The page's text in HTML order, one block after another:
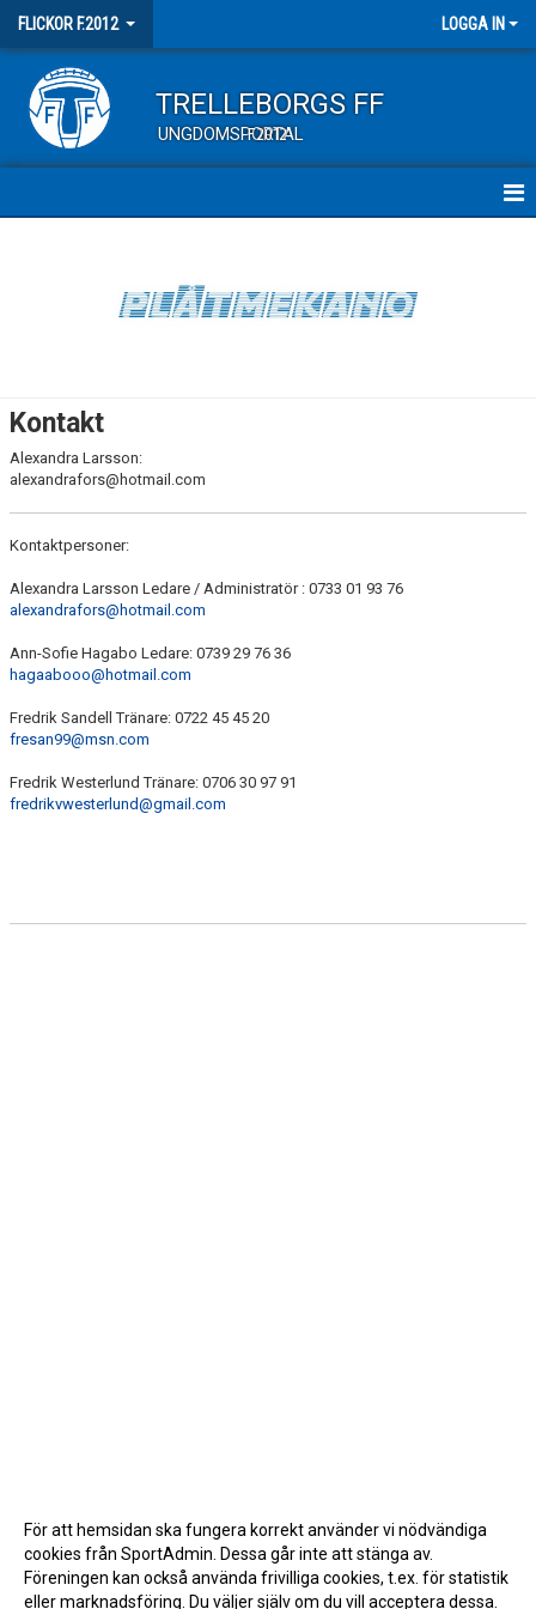
FLICKOR F.2012 LOGGA IN
TRELLEBORGS FF
UNGDOMSPORTAL
F2012
KONTAKT
Kontakt
Alexandra Larsson:
alexandrafors@hotmail.com
Kontaktpersoner:
Alexandra Larsson Ledare / Administratör : 0733 01 93 76
alexandrafors@hotmail.com
Ann-Sofie Hagabo Ledare: 0739 29 76 36
hagaabooo@hotmail.com
Fredrik Sandell Tränare: 0722 45 45 20
fresan99@msn.com
Fredrik Westerlund Tränare: 0706 30 97 91
fredrikvwesterlund@gmail.com
För att hemsidan ska fungera korrekt använder vi nödvändiga
cookies från SportAdmin. Dessa går inte att stänga av.
Föreningen kan också använda frivilliga cookies, t.ex. för statistik
eller marknadsföring. Du väljer själv om du vill acceptera dessa.